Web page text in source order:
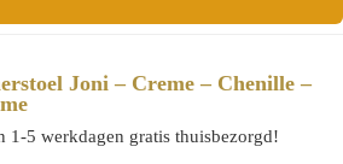
Joni – Creme – Chenille –
1-5 werkdagen gratis thuisbezorgd!